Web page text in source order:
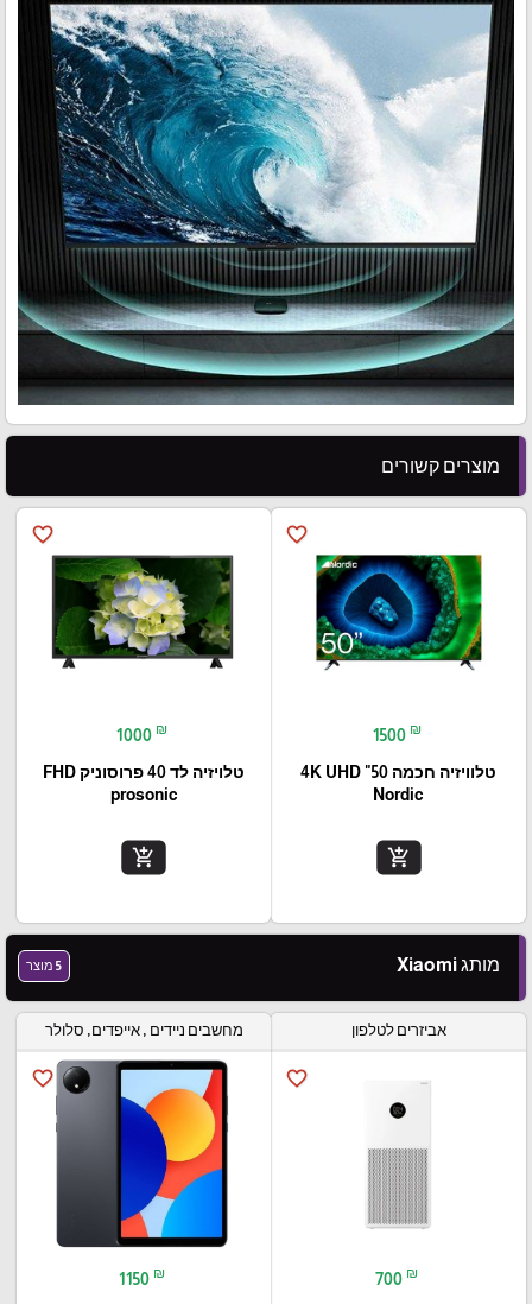
מוצרים קשורים
favorite_border
1500 ₪
טלוויזיה חכמה 50" 4K UHD
add_shopping_cart
favorite_border
1000 ₪
טלויזיה לד 40 פרוסוניק FHD
prosonic
add_shopping_cart
מותג Xiaomi 5 מוצר
אביזרים לטלפון
favorite_border
700 ₪
מחשבים ניידים , אייפדים, סלולר
favorite_border
1150 ₪